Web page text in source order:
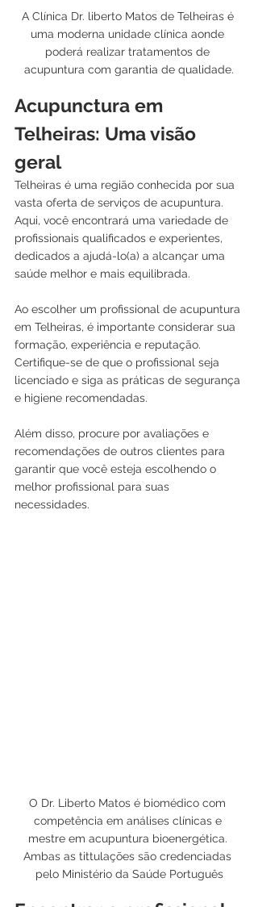
A Clínica Dr. liberto Matos de Telheiras é
uma moderna unidade clínica aonde
poderá realizar tratamentos de
acupuntura com garantia de qualidade.
Acupunctura em
Telheiras: Uma visão
geral
Telheiras é uma região conhecida por sua
vasta oferta de serviços de acupuntura.
Aqui, você encontrará uma variedade de
profissionais qualificados e experientes,
dedicados a ajudá-lo(a) a alcançar uma
saúde melhor e mais equilibrada.
Ao escolher um profissional de acupuntura
em Telheiras, é importante considerar sua
formação, experiência e reputação.
Certifique-se de que o profissional seja
licenciado e siga as práticas de segurança
e higiene recomendadas.
Além disso, procure por avaliações e
recomendações de outros clientes para
garantir que você esteja escolhendo o
melhor profissional para suas
necessidades.
O Dr. Liberto Matos é biomédico com
competência em análises clínicas e
mestre em acupuntura bioenergética.
Ambas as tittulações são credenciadas
pelo Ministério da Saúde Português